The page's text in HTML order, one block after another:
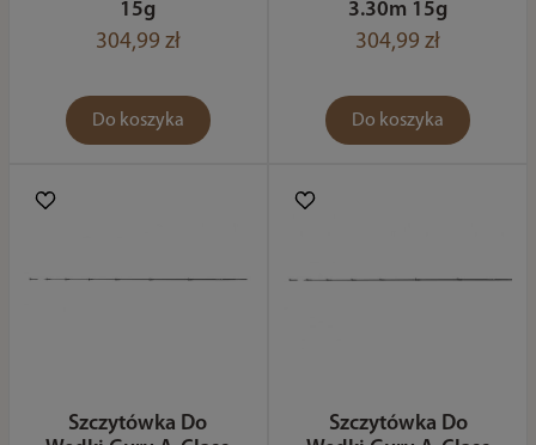
15g
304,99 zł
Do koszyka
3.30m 15g
304,99 zł
Do koszyka
Szczytówka Do
Szczytówka Do